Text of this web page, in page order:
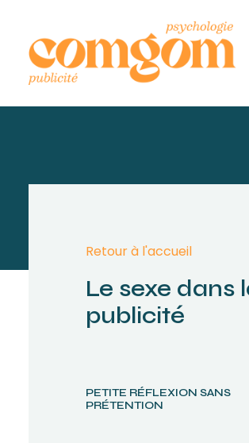
PETITE RÉFLEXION SANS
PRÉTENTION
Retour à l'accueil
Le sexe dans
publicité